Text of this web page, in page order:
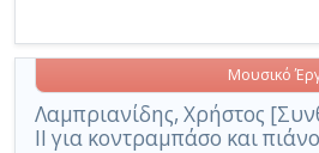
Λαμπριανίδης, Χρήστος
ΙΙ για κοντραμπάσο και πιάνο
Μουσικό